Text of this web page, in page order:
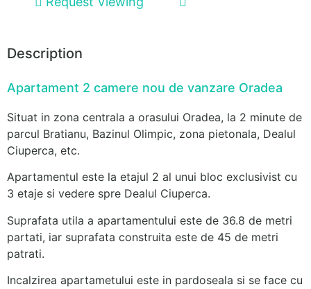
Description
Apartament 2 camere nou de vanzare Oradea
Situat in zona centrala a orasului Oradea, la 2 minute de
parcul Bratianu, Bazinul Olimpic, zona pietonala, Dealul
Ciuperca, etc.
Apartamentul este la etajul 2 al unui bloc exclusivist cu
3 etaje si vedere spre Dealul Ciuperca.
Suprafata utila a apartamentului este de 36.8 de metri
partati, iar suprafata construita este de 45 de metri
patrati.
Incalzirea apartametului este in pardoseala si se face cu